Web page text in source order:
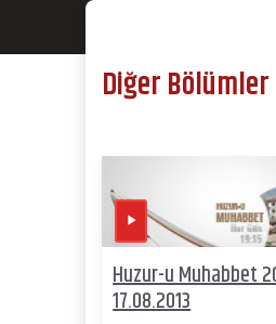
Diğer Bölümler
Huzur-u Muhabbet
17.08.2013